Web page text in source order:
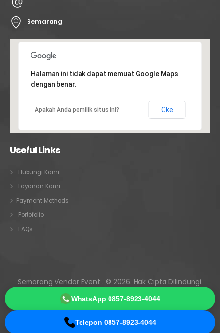
Semarang
Halaman ini tidak dapat memuat Google Maps
dengan benar.
Apakah Anda pemilik situs ini? Oke
Useful Links
Hubungi Kami
Layanan Kami
Payment Methods
Portofolio
FAQs
Semarang Vendor Event . © 2026. Hak Cipta Dilindungi.
Melayani Semarang • Ungaran • Kendal • Demak • Jepara •
Kudus • Pati • seluruh Jawa Tengah
WhatsApp 0857-8923-4044
Telepon 0857-8923-4044